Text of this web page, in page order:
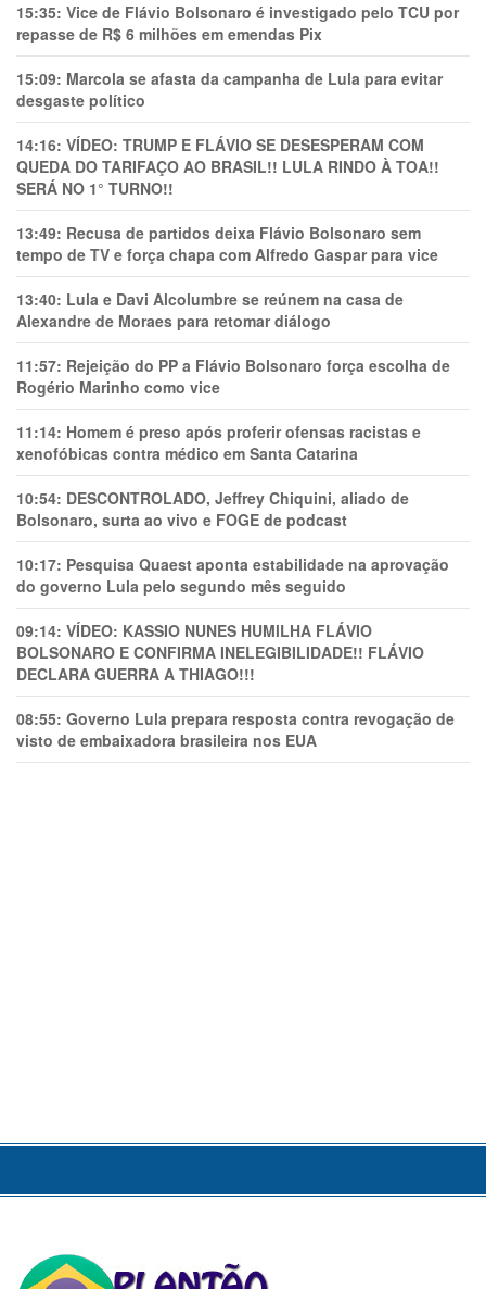
15:35: Vice de Flávio Bolsonaro é investigado pelo TCU por
repasse de R$ 6 milhões em emendas Pix
15:09: Marcola se afasta da campanha de Lula para evitar
desgaste político
14:16: VÍDEO: TRUMP E FLÁVIO SE DESESPERAM COM
QUEDA DO TARIFAÇO AO BRASIL!! LULA RINDO À TOA!!
SERÁ NO 1° TURNO!!
13:49: Recusa de partidos deixa Flávio Bolsonaro sem
tempo de TV e força chapa com Alfredo Gaspar para vice
13:40: Lula e Davi Alcolumbre se reúnem na casa de
Alexandre de Moraes para retomar diálogo
11:57: Rejeição do PP a Flávio Bolsonaro força escolha de
Rogério Marinho como vice
11:14: Homem é preso após proferir ofensas racistas e
xenofóbicas contra médico em Santa Catarina
10:54: DESCONTROLADO, Jeffrey Chiquini, aliado de
Bolsonaro, surta ao vivo e FOGE de podcast
10:17: Pesquisa Quaest aponta estabilidade na aprovação
do governo Lula pelo segundo mês seguido
09:14: VÍDEO: KASSIO NUNES HUMlLHA FLÁVIO
BOLSONARO E CONFIRMA INELEGIBILIDADE!! FLÁVIO
DECLARA GUERRA A THIAGO!!!
08:55: Governo Lula prepara resposta contra revogação de
visto de embaixadora brasileira nos EUA